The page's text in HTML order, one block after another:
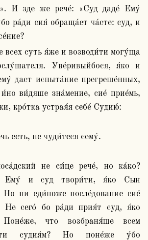
И зде же рече́: «Суд даде́ Ему́
ра́ди сия́ обраща́ет ча́сте: суд, и
Уве́ривыйбося, я́ко и
даст испыта́ние прегреше́нных,
ви́дяше зна́мение, сие́ прие́мь,
кро́тка устрая́я себе́ Судию́:
есть, не чуди́теся сему́.
не си́це рече́, но ка́ко?
Ему́ и суд твори́ти, я́ко Сын
Но ни еди́ноже после́дование сие́
Не сего́ бо ра́ди прия́т суд, я́ко
Поне́же, что возбраня́ше всем
судия́м? Но поне́же у́бо